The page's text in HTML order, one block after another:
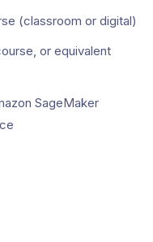
(classroom or digital)
or equivalent
SageMaker